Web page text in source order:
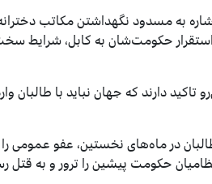
به مسدود نگهداشتن مکاتب
استقرار حکومت‌شان به کابل، شرایط
تاکید دارند که جهان نباید با
در ماه‌های نخستین، عفو عمومی
حکومت پیشین را ترور و به قتل